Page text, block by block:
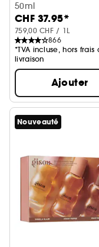
Wildflower Honey
50ml
CHF 37.95*
759,00 CHF / 1L
866
*TVA incluse, hors frais
livraison
Ajouter
Nouveauté